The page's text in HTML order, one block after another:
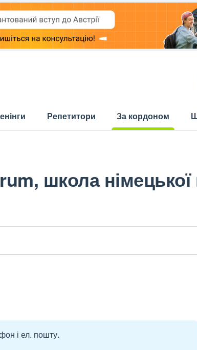
Репетитори
За кордоном
школа
і ел. пошту.